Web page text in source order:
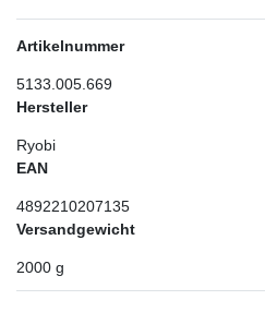
Artikelnummer
5133.005.669
Hersteller
Ryobi
EAN
4892210207135
Versandgewicht
2000 g